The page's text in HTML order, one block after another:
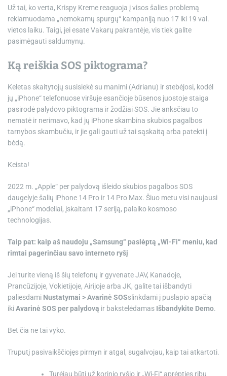
Už tai, ko verta, Krispy Kreme reaguoja į visos šalies problemą
reklamuodama „nemokamų spurgų“ kampaniją nuo 17 iki 19 val.
vietos laiku. Taigi, jei esate Vakarų pakrantėje, vis tiek galite
pasimėgauti saldumynų.
Ką reiškia SOS piktograma?
Keletas skaitytojų susisiekė su manimi (Adrianu) ir stebėjosi, kodėl
jų „iPhone“ telefonuose viršuje esančioje būsenos juostoje staiga
pasirodė palydovo piktograma ir žodžiai SOS. Jie anksčiau to
nematė ir nerimavo, kad jų iPhone skambina skubios pagalbos
tarnybos skambučiu, ir jie gali gauti už tai sąskaitą arba patekti į
bėdą.
Keista!
2022 m. „Apple“ per palydovą išleido skubios pagalbos SOS
daugelyje šalių iPhone 14 Pro ir 14 Pro Max. Šiuo metu visi naujausi
„iPhone“ modeliai, įskaitant 17 seriją, palaiko kosmoso
technologijas.
Taip pat: kaip aš naudoju „Samsung“ paslėptą „Wi-Fi“ meniu, kad
rimtai pagerinčiau savo interneto ryšį
Jei turite vieną iš šių telefonų ir gyvenate JAV, Kanadoje,
Prancūzijoje, Vokietijoje, Airijoje arba JK, galite tai išbandyti
paliesdami Nustatymai > Avarinė SOSslinkdami į puslapio apačią
ikiAvarinė SOS per palydovą ir bakstelėdamas Išbandykite Demo.
Bet čia ne tai vyko.
Truputį pasivaikščiojęs pirmyn ir atgal, sugalvojau, kaip tai atkartoti.
Turėjau būti už korinio ryšio ir „Wi-Fi“ aprėpties ribų